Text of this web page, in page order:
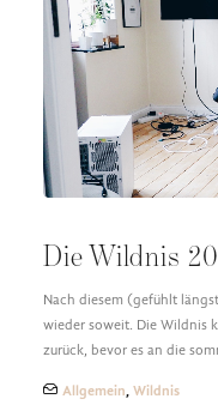
Die Wildnis
Nach diesem (gefühlt
wieder soweit. Die Wildnis
zurück, bevor es an die
Allgemein, Wildnis